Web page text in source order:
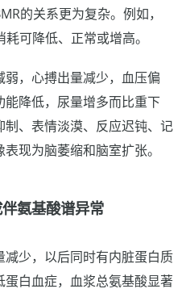
的关系更为复杂。例如，
可降低、正常或增高。
，心搏出量减少，血压偏
降低，尿量增多而比重下
、表情淡漠、反应迟钝、记
现为脑萎缩和脑室扩张。
氨基酸谱异常
少，以后同时有内脏蛋白质
白血症，血浆总氨基酸显著